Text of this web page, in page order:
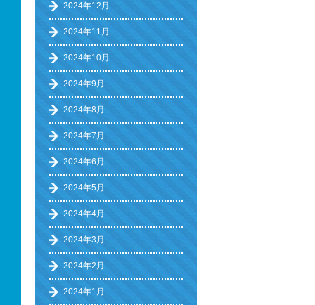
2024年12月
2024年11月
2024年10月
2024年9月
2024年8月
2024年7月
2024年6月
2024年5月
2024年4月
2024年3月
2024年2月
2024年1月